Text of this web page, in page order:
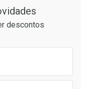
R$ 21,86/cada
descontos